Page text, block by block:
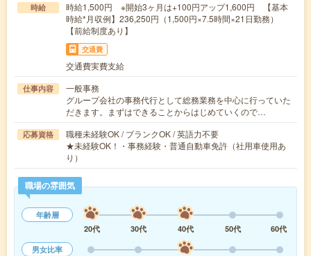
時給
時給1,500円 ※開始3ヶ月は+100円アップ1,600円 【基本
時給*月収例】236,250円（1,500円×7.5時間×21日勤務）
【前給制度あり】
交通費
交通費実費支給
仕事内容
一般事務
グループ会社の事務代行として総務業務を中心に行っていた
だきます。まずはできることからはじめていくので…
応募資格
職種未経験OK / ブランクOK / 英語力不要
★未経験OK！・事務経験・普通自動車免許（社用車使用あ
り）
職場の雰囲気
年齢層
20代
30代 40代 50代
60代
男女比率